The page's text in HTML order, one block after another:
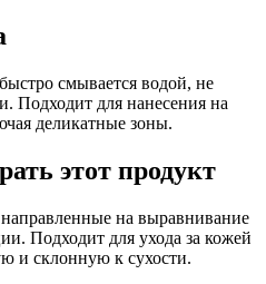
смывается водой, не
Подходит для нанесения на
деликатные зоны.
этот продукт
на выравнивание
Подходит для ухода за кожей
и склонную к сухости.